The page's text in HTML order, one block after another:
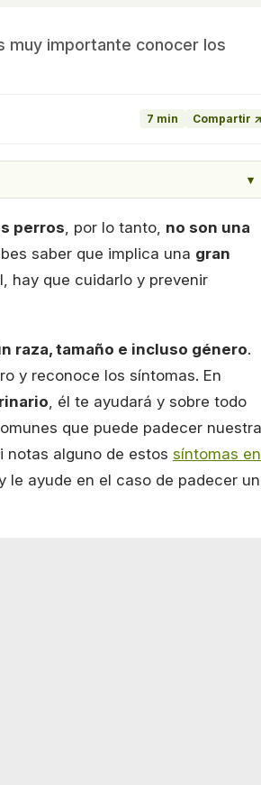
muy importante conocer los
7 min Compartir ↗
▾
perros , por lo tanto, no son una
saber que implica una gran
hay que cuidarlo y prevenir
raza, tamaño e incluso género.
y reconoce los síntomas. En
, él te ayudará y sobre todo
que puede padecer nuestra
notas alguno de estos síntomas en
le ayude en el caso de padecer